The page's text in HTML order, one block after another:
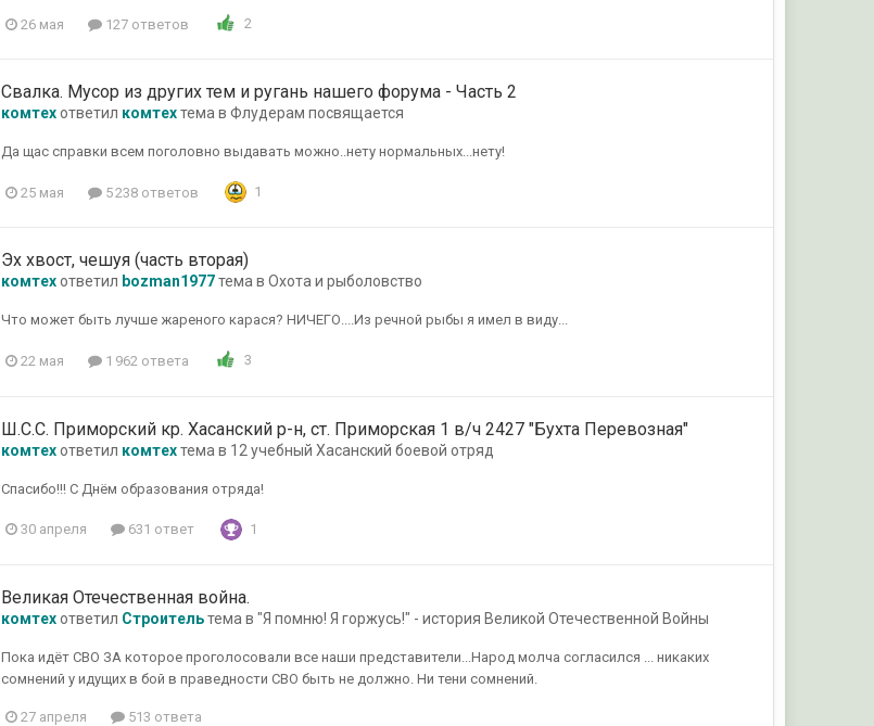
26 мая 127 ответов 2
Свалка. Мусор из других тем и ругань нашего форума - Часть 2
комтехответил комтехтема вФлудерам посвящается
Да щас справки всем поголовно выдавать можно..нету нормальных...нету!
25 мая 5 238 ответов 1
Эх хвост, чешуя (часть вторая)
комтехответил bozman1977тема вОхота и рыболовство
Что может быть лучше жареного карася? НИЧЕГО....Из речной рыбы я имел в виду...
22 мая 1 962 ответа 3
Ш.С.С. Приморский кр. Хасанский р-н, ст. Приморская 1 в/ч 2427 "Бухта Перевозная"
комтехответил комтехтема в 12 учебный Хасанский боевой отряд
Спасибо!!! С Днём образования отряда!
30 апреля 631 ответ 1
Великая Отечественная война.
комтехответил Строительтема в"Я помню! Я горжусь!" - история Великой Отечественной Войны
Пока идёт СВО ЗА которое проголосовали все наши представители...Народ молча согласился ... никаких
сомнений у идущих в бой в праведности СВО быть не должно. Ни тени сомнений.
27 апреля 513 ответа